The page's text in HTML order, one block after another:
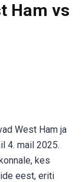
Ham vs
West Ham ja
4. mail 2025.
kes
eest, eriti